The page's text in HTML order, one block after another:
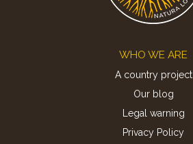
WHO WE ARE
A country project
Our blog
Legal warning
Privacy Policy